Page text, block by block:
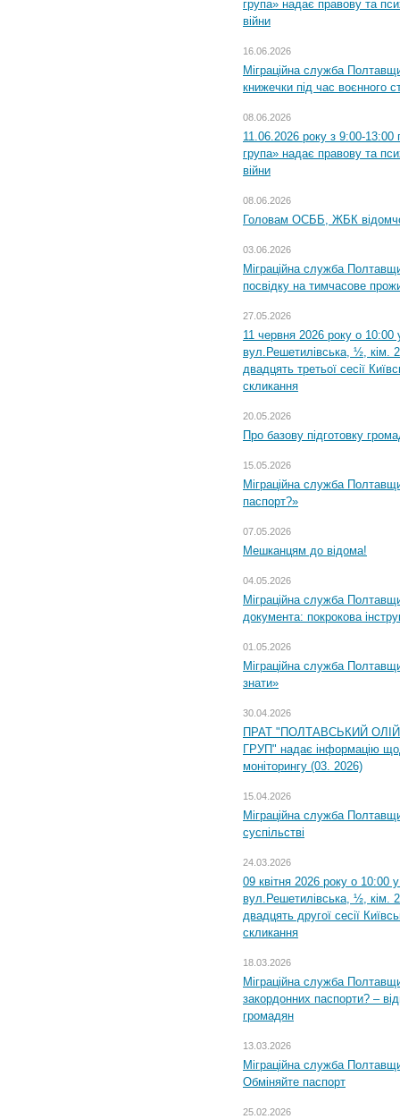
група» надає правову та
війни
16.06.2026
Міграційна служба
книжечки під час воєнного
08.06.2026
11.06.2026 року з 9:00-13:00
група» надає правову та
війни
08.06.2026
Головам ОСББ, ЖБК
03.06.2026
Міграційна служба
посвідку на тимчасове
27.05.2026
11 червня 2026 року о 10:00
вул.Решетилівська, ½, кім.
двадцять третьої сесії
скликання
20.05.2026
Про базову підготовку
15.05.2026
Міграційна служба
паспорт?»
07.05.2026
Мешканцям до відома!
04.05.2026
Міграційна служба
документа: покрокова
01.05.2026
Міграційна служба
знати»
30.04.2026
ПРАТ "ПОЛТАВСЬКИЙ
ГРУП" надає інформацію
моніторингу (03. 2026)
15.04.2026
Міграційна служба
суспільстві
24.03.2026
09 квітня 2026 року о 10:00
вул.Решетилівська, ½, кім.
двадцять другої сесії
скликання
18.03.2026
Міграційна служба
закордонних паспорти? –
громадян
13.03.2026
Міграційна служба
Обміняйте паспорт
25.02.2026